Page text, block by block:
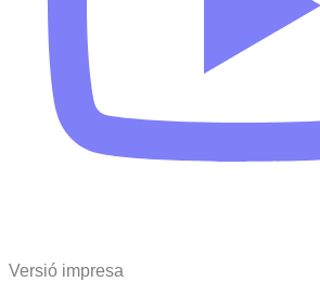
Versió impresa